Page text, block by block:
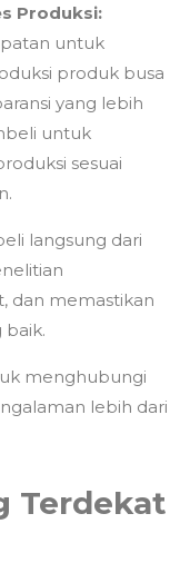
Produksi:
untuk
produk busa
yang lebih
untuk
sesuai
langsung dari
dan memastikan
baik.
menghubungi
lebih dari
Terdekat